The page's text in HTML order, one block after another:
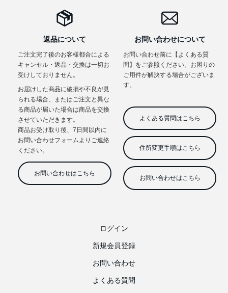
ログイン
新規会員登録
お問い合わせ
よくある質問